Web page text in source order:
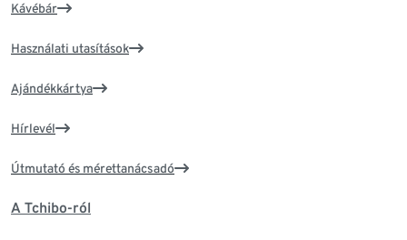
Kávébár
Használati utasítások
Ajándékkártya
Hírlevél
Útmutató és mérettanácsadó
A Tchibo-ról